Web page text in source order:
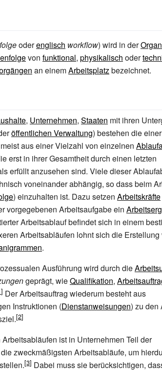
oderenglisch workflow) wird in der
von funktional, physikalisch oder
an einemArbeitsplatzbezeichnet.
, Unternehmen, Staaten mit ihren
öffentlichen Verwaltung) bestehen die einer
meist aus einer Vielzahl von einzelnen
erst in ihrer Gesamtheit durch einen letzten
erfüllt anzusehen sind. Viele dieser
voneinander abhängig, so dass beim
) einzuhalten ist. Dazu setzen Arbeitskräfte
vorgegebenen Arbeitsaufgabe ein
Arbeitsablauf befindet sich in einem
Arbeitsabläufen lohnt sich die Erstellung
.
Ausführung wird durch die
geprägt, wieQualifikation,
Der Arbeitsauftrag wiederum besteht aus
Instruktionen (Dienstanweisungen) zu den
ist in Unternehmen Teil der
zweckmäßigsten Arbeitsabläufe, um
Dabei muss sie berücksichtigen,